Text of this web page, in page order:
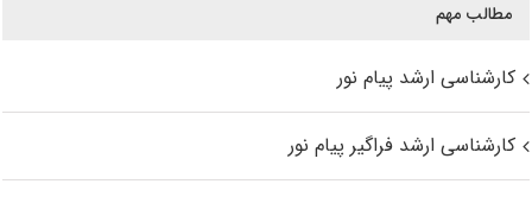
مطالب مهم
کارشناسی ارشد پیام نور
کارشناسی ارشد فراگیر پیام نور